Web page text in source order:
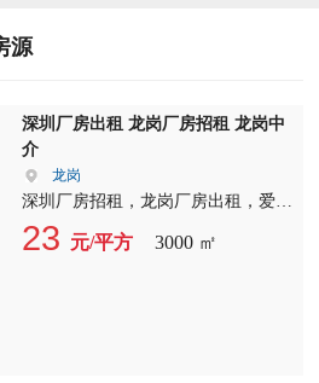
源
深圳厂房出租 龙岗厂房招租 龙岗中
介
龙岗
深圳厂房招租，龙岗厂房出租，爱联
嶂背新空独院厂房，1-4层2400平
方，宿舍900平，2吨电梯，交通方
23 元/平方 3000 ㎡